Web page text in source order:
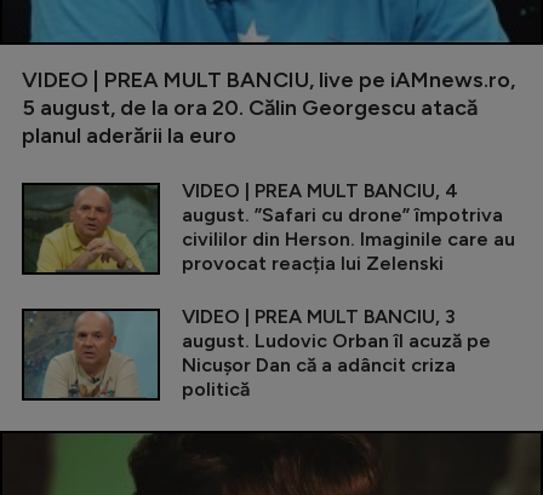
VIDEO | PREA MULT BANCIU, live pe iAMnews.ro,
5 august, de la ora 20. Călin Georgescu atacă
planul aderării la euro
VIDEO | PREA MULT BANCIU, 4
august. ”Safari cu drone” împotriva
civililor din Herson. Imaginile care au
provocat reacția lui Zelenski
VIDEO | PREA MULT BANCIU, 3
august. Ludovic Orban îl acuză pe
Nicușor Dan că a adâncit criza
politică